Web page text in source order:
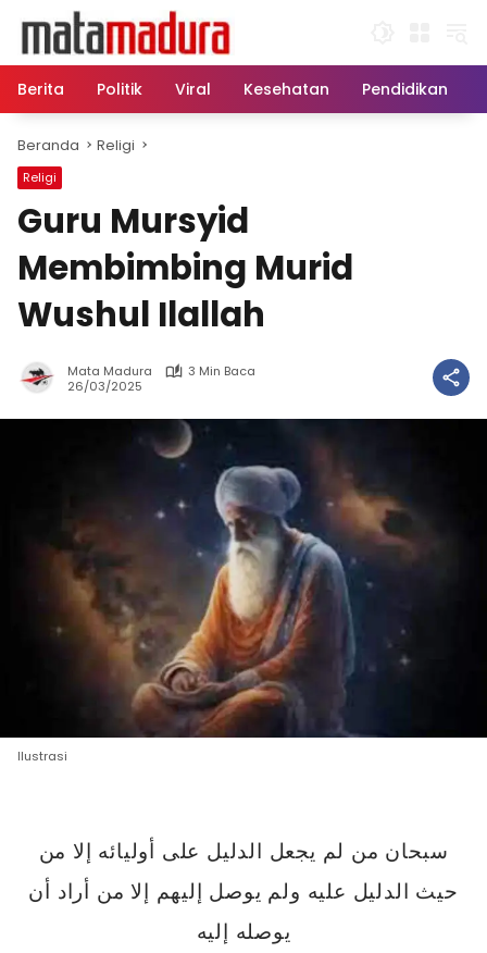
konten
Berita
Politik Viral Kesehatan Pendidikan
Beranda Religi
Religi
Guru Mursyid
Membimbing Murid
Wushul Ilallah
Mata Madura
3 Min Baca
26/03/2025
Ilustrasi
سبحان من لم يجعل الدليل على أوليائه إلا من
حيث الدليل عليه ولم يوصل إليهم إلا من أراد أن
يوصله إليه